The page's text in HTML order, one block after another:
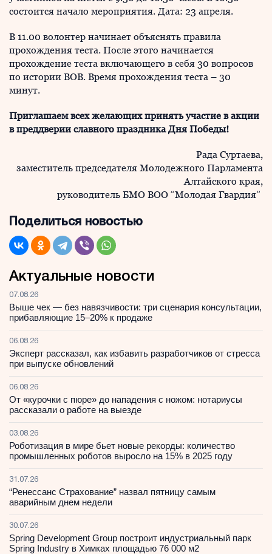
состоится начало мероприятия. Дата: 23 апреля.
В 11.00 волонтер начинает объяснять правила
прохождения теста. После этого начинается
прохождение теста включающего в себя 30 вопросов
по истории ВОВ. Время прохождения теста – 30
минут.
Приглашаем всех желающих принять участие в акции
в преддверии славного праздника Дня Победы!
Рада Суртаева,
заместитель председателя Молодежного Парламента
Алтайского края,
руководитель БМО ВОО “Молодая Гвардия”
Поделиться новостью
Актуальные новости
07.08.26
Выше чек — без навязчивости: три сценария консультации,
прибавляющие 15–20% к продаже
06.08.26
Эксперт рассказал, как избавить разработчиков от стресса
при выпуске обновлений
06.08.26
От «курочки с пюре» до нападения с ножом: нотариусы
рассказали о работе на выезде
03.08.26
Роботизация в мире бьет новые рекорды: количество
промышленных роботов выросло на 15% в 2025 году
31.07.26
“Ренессанс Страхование” назвал пятницу самым
аварийным днем недели
30.07.26
Spring Development Group построит индустриальный парк
Spring Industry в Химках площадью 76 000 м2